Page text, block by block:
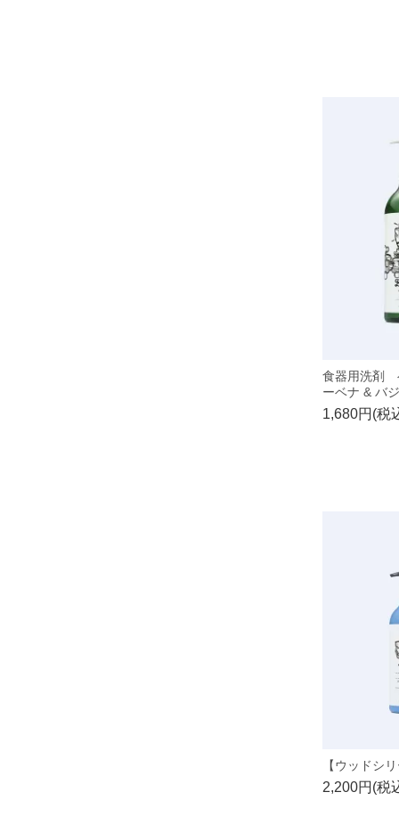
食器用洗剤
ーベナ & バ
1,680円(税
2,200円(税